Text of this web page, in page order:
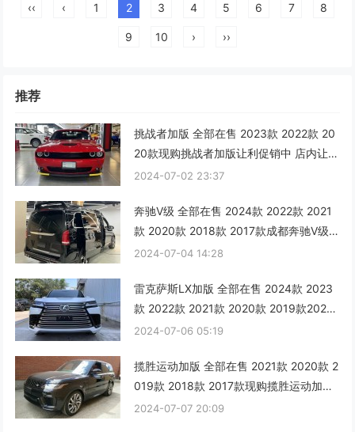
‹‹ ‹ 1 2 3 4 5 6 7 8
9 10 › ››
推荐
挑战者加版 全部在售 2023款 2022款 20
20款现购挑战者加版让利促销中 店内让利
达16万元
2024-07-02 23:37
奔驰V级 全部在售 2024款 2022款 2021
款 2020款 2018款 2017款成都奔驰V级
新款让利2万 仅46万可入手
2024-07-04 14:28
雷克萨斯LX加版 全部在售 2024款 2023
款 2022款 2021款 2020款 2019款2024
款加版雷克萨斯LX600最新行情仅190万
2024-07-06 05:19
揽胜运动加版 全部在售 2021款 2020款 2
019款 2018款 2017款现购揽胜运动加版
享9万优惠 最低80万
2024-07-07 20:09